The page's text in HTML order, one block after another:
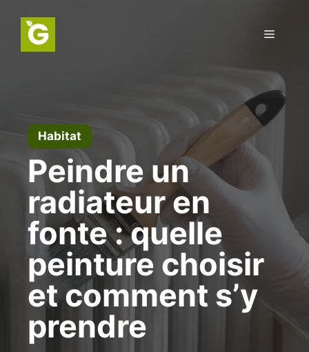
contenu
Menu
Habitat
Peindre un
radiateur en
fonte : quelle
peinture choisir
et comment s’y
prendre